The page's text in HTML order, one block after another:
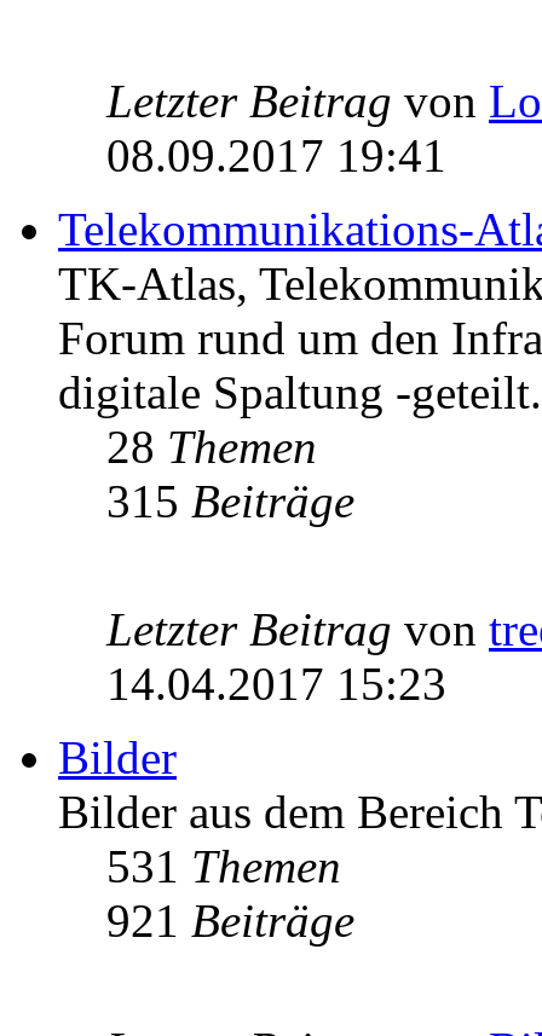
Letzter Beitrag von
08.09.2017 19:41
Telekommunikations-
TK-Atlas,
Forum rund um den
digitale Spaltung -
28 Themen
315 Beiträge
Letzter Beitrag von
14.04.2017 15:23
Bilder
Bilder aus dem Bereich
531 Themen
921 Beiträge